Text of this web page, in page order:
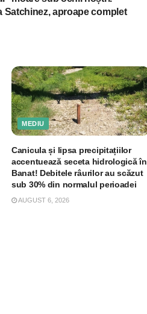
Satchinez, aproape complet
MEDIU
Canicula și lipsa precipitațiilor
accentuează seceta hidrologică în
Banat! Debitele râurilor au scăzut
sub 30% din normalul perioadei
AUGUST 6, 2026